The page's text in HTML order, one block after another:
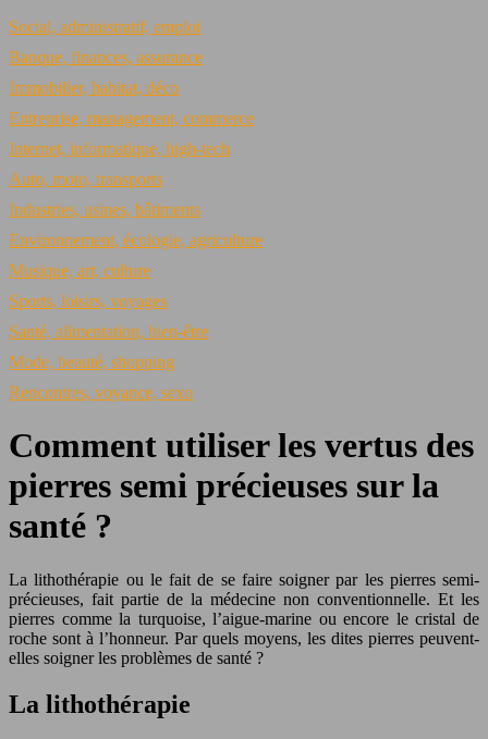
Social, administratif, emploi
Banque, finances, assurance
Immobilier, habitat, déco
Entreprise, management, commerce
Internet, informatique, high-tech
Auto, moto, transports
Industries, usines, bâtiments
Environnement, écologie, agriculture
Musique, art, culture
Sports, loisirs, voyages
Santé, alimentation, bien-être
Mode, beauté, shopping
Rencontres, voyance, sexo
Comment utiliser les vertus des
pierres semi précieuses sur la
santé ?
La lithothérapie ou le fait de se faire soigner par les pierres semi-
précieuses, fait partie de la médecine non conventionnelle. Et les
pierres comme la turquoise, l’aigue-marine ou encore le cristal de
roche sont à l’honneur. Par quels moyens, les dites pierres peuvent-
elles soigner les problèmes de santé ?
La lithothérapie